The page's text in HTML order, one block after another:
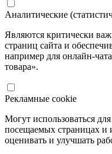
Аналитические
Являются критически
страниц сайта и
например для онлайн-
товара».
Рекламные cookie
Могут использоваться
посещаемых страницах и
оценивать и улучшать